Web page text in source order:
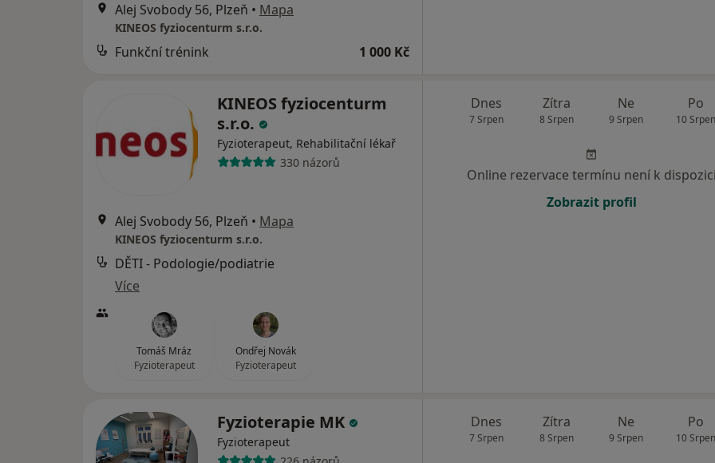
Alej Svobody 56, Plzeň • Mapa
KINEOS fyziocenturm s.r.o.
Funkční trénink 1 000 Kč
KINEOS fyziocenturm
s.r.o.
Fyzioterapeut, Rehabilitační lékař
330 názorů
Alej Svobody 56, Plzeň • Mapa
KINEOS fyziocenturm s.r.o.
DĚTI - Podologie/podiatrie
Více
Tomáš Mráz
Fyzioterapeut
Ondřej Novák
Fyzioterapeut
Dnes
7 Srpen
Zítra
8 Srpen
Ne
9 Srpen
Po
10 Srpen
Online rezervace termínu není k dispozici
Zobrazit profil
Fyzioterapie MK
Fyzioterapeut
Dnes
7 Srpen
Zítra
8 Srpen
Ne
9 Srpen
Po
10 Srpen